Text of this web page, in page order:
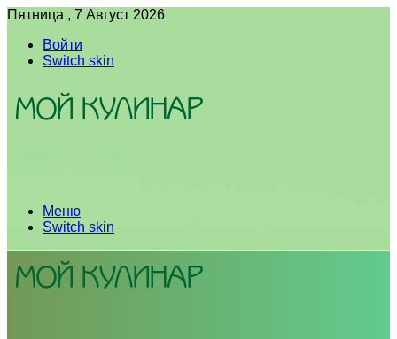
Пятница , 7 Август 2026
Войти
Switch skin
Меню
Switch skin